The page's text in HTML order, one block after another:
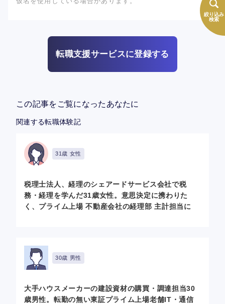
絞り込み
検索
転職支援サービスに登録する
この記事をご覧になったあなたに
関連する転職体験記
31歳 女性
税理士法人、経理のシェアードサービス会社で税
務・経理を学んだ31歳女性。意思決定に携わりた
く、プライム上場 不動産会社の経理部 主計担当に
30歳 男性
大手ハウスメーカーの建設資材の購買・調達担当30
歳男性。転勤の無い東証プライム上場老舗IT・通信